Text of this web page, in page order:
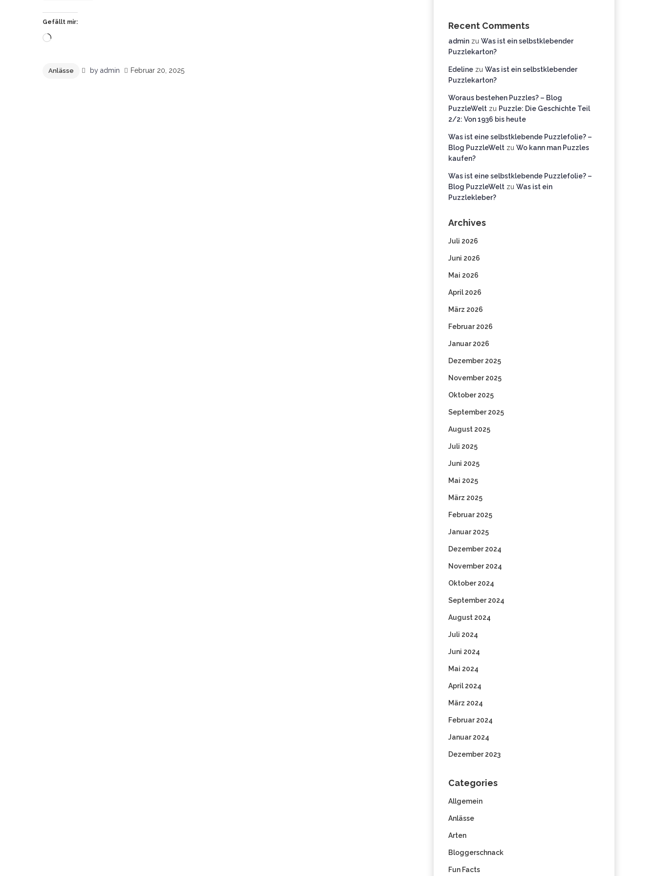
Gefällt mir:
Wird
Anlässe by admin Februar 20, 2025
Recent Comments
admin zu Was ist ein selbstklebender
Puzzlekarton?
Edeline zu Was ist ein selbstklebender
Puzzlekarton?
Woraus bestehen Puzzles? – Blog
PuzzleWelt zu Puzzle: Die Geschichte Teil
2/2: Von 1936 bis heute
Was ist eine selbstklebende Puzzlefolie? –
Blog PuzzleWelt zu Wo kann man Puzzles
kaufen?
Was ist eine selbstklebende Puzzlefolie? –
Blog PuzzleWelt zu Was ist ein
Puzzlekleber?
Archives
Juli 2026
Juni 2026
Mai 2026
April 2026
März 2026
Februar 2026
Januar 2026
Dezember 2025
November 2025
Oktober 2025
September 2025
August 2025
Juli 2025
Juni 2025
Mai 2025
März 2025
Februar 2025
Januar 2025
Dezember 2024
November 2024
Oktober 2024
September 2024
August 2024
Juli 2024
Juni 2024
Mai 2024
April 2024
März 2024
Februar 2024
Januar 2024
Dezember 2023
Categories
Allgemein
Anlässe
Arten
Bloggerschnack
Fun Facts